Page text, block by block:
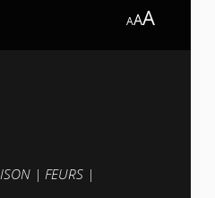
AAA
| FEURS|